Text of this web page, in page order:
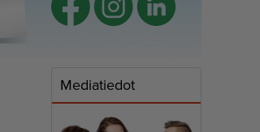
Mediatiedot